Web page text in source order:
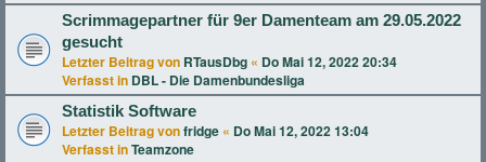
Scrimmagepartner für 9er Damenteam am 29.05.2022
gesucht
Letzter Beitrag von RTausDbg « Do Mai 12, 2022 20:34
Verfasst in DBL - Die Damenbundesliga
Statistik Software
Letzter Beitrag vonfridge « Do Mai 12, 2022 13:04
Verfasst inTeamzone